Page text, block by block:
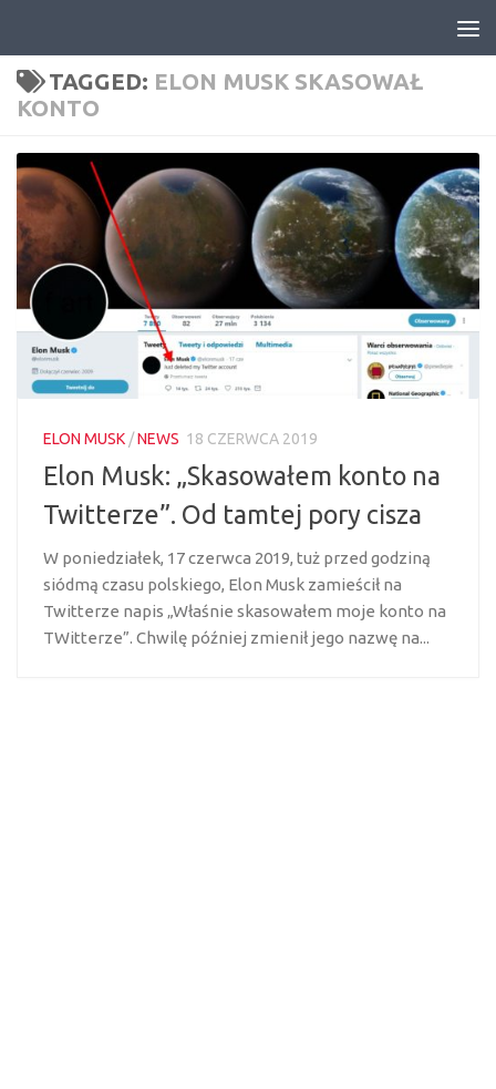
TAGGED: ELON MUSK SKASOWAŁ
KONTO
ELON MUSK /NEWS 18 CZERWCA 2019
Elon Musk: „Skasowałem konto na
Twitterze”. Od tamtej pory cisza
W poniedziałek, 17 czerwca 2019, tuż przed godziną
siódmą czasu polskiego, Elon Musk zamieścił na
Twitterze napis „Właśnie skasowałem moje konto na
TWitterze”. Chwilę później zmienił jego nazwę na...